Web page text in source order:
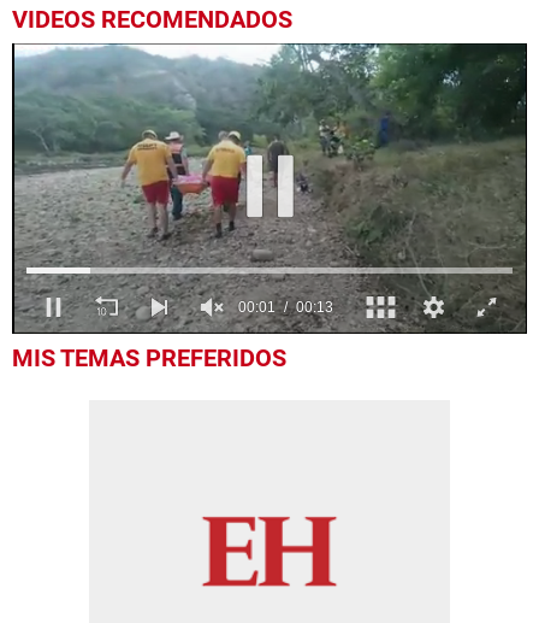
VIDEOS RECOMENDADOS
of
Próximo
00:21
MIS TEMAS PREFERIDOS